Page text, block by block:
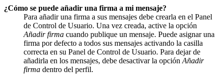
¿Cómo se puede añadir una firma a mi mensaje?
Para añadir una firma a sus mensajes debe crearla en el Panel
de Control de Usuario. Una vez creada, active la opción
Añadir firma cuando publique un mensaje. Puede asignar una
firma por defecto a todos sus mensajes activando la casilla
correcta en su Panel de Control de Usuario. Para dejar de
añadirla en los mensajes, debe desactivar la opción Añadir
firma dentro del perfil.